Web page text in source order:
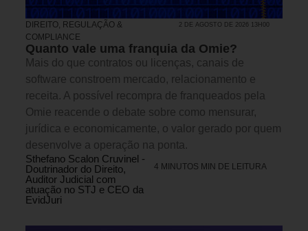
DIREITO, REGULAÇÃO &
COMPLIANCE
2 DE AGOSTO DE 2026 13H00
Quanto vale uma franquia da Omie?
Mais do que contratos ou licenças, canais de
software constroem mercado, relacionamento e
receita. A possível recompra de franqueados pela
Omie reacende o debate sobre como mensurar,
jurídica e economicamente, o valor gerado por quem
desenvolve a operação na ponta.
Sthefano Scalon Cruvinel -
Doutrinador do Direito,
Auditor Judicial com
atuação no STJ e CEO da
EvidJuri
4 MINUTOS MIN DE LEITURA